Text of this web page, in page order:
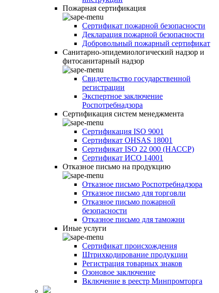
Пожарная сертификация
Сертификат пожарной безопасности
Декларация пожарной безопасности
Добровольный пожарный сертификат
Санитарно-эпидемиологический надзор и
фитосанитарный надзор
Свидетельство государственной
регистрации
Экспертное заключение
Роспотребнадзора
Сертификация систем менеджмента
Сертификация ISO 9001
Сертификат OHSAS 18001
Сертификат ISO 22 000 (НАССР)
Сертификат ИСО 14001
Отказное письмо на продукцию
Отказное письмо Роспотребнадзора
Отказное письмо для торговли
Отказное письмо пожарной
безопасности
Отказное письмо для таможни
Иные услуги
Сертификат происхождения
Штрихкодирование продукции
Регистрация товарных знаков
Озоновое заключение
Включение в реестр Минпромторга